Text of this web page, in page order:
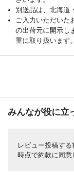
別送品は、北海道
ご入力いただいた
の出荷元に開示し
重に取り扱います。
みんなが役に立
レビュー投稿す
時点で約款に同意